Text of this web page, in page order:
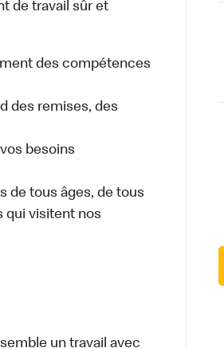
de travail sûr et
des compétences
des remises, des
besoins
de tous âges, de tous
qui visitent nos
un travail avec